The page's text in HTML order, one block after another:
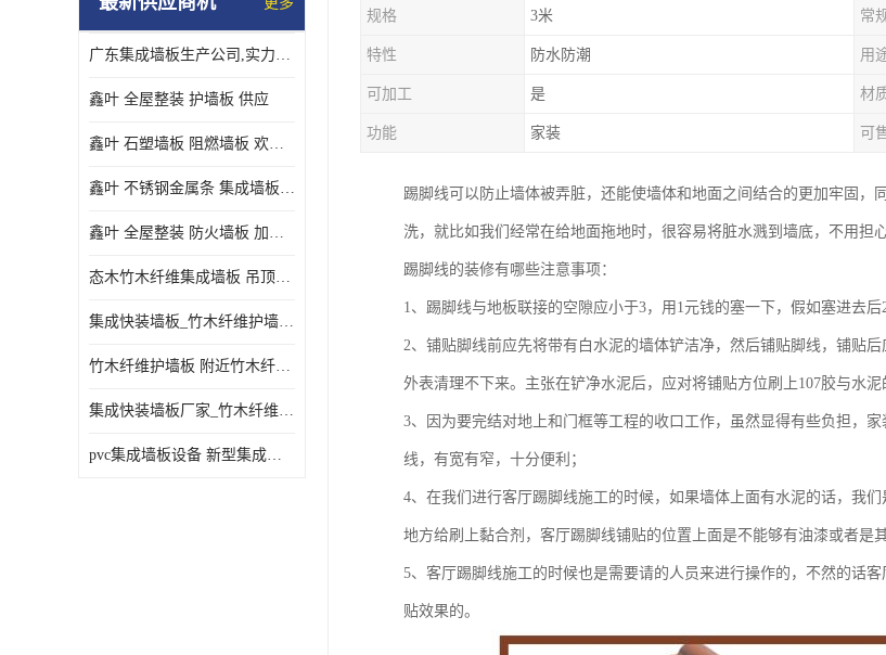
广东集成墙板生产公司,实力厂家-配送+设计+安装-没中间商
鑫叶 全屋整装 护墙板 供应
鑫叶 石塑墙板 阻燃墙板 欢迎选购
鑫叶 不锈钢金属条 集成墙板阴角线 欢迎选购
鑫叶 全屋整装 防火墙板 加工定制
态木竹木纤维集成墙板 吊顶板材 扣板快装 护墙板
集成快装墙板_竹木纤维护墙板厂家_竹木纤维集成墙板厂家
竹木纤维护墙板 附近竹木纤维集成墙板厂
集成快装墙板厂家_竹木纤维护墙板厂家_竹木纤维集成墙板厂家
pvc集成墙板设备 新型集成墙板 厂家供应
规格 3米 常
特性 防水防潮 用
可加工 是 材
功能 家装 可
踢脚线可以防止墙体被弄脏，还能使墙体和地面之间结合的更加牢固
洗，就比如我们经常在给地面拖地时，很容易将脏水溅到墙底，不用担
踢脚线的装修有哪些注意事项：
1、踢脚线与地板联接的空隙应小于3，用1元钱的塞一下，假如塞进去后
2、铺贴脚线前应先将带有白水泥的墙体铲洁净，然后铺贴脚线，铺贴
外表清理不下来。主张在铲净水泥后，应对将铺贴方位刷上107胶与水
3、因为要完结对地上和门框等工程的收口工作，虽然显得有些负担，
线，有宽有窄，十分便利；
4、在我们进行客厅踢脚线施工的时候，如果墙体上面有水泥的话，我
地方给刷上黏合剂，客厅踢脚线铺贴的位置上面是不能够有油漆或者是
5、客厅踢脚线施工的时候也是需要请的人员来进行操作的，不然的话
贴效果的。